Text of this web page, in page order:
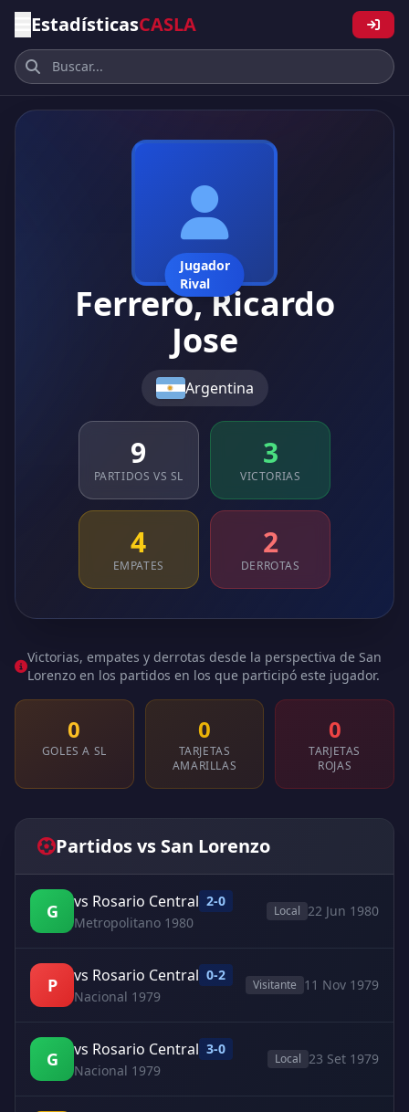
EstadísticasCASLA
Jugador
Rival
Ferrero, Ricardo
Jose
Argentina
9
PARTIDOS VS SL
3
VICTORIAS
4
EMPATES
2
DERROTAS
Victorias, empates y derrotas desde la perspectiva de San
Lorenzo en los partidos en los que participó este jugador.
0
GOLES A SL
0
TARJETAS
AMARILLAS
0
TARJETAS
ROJAS
Partidos vs San Lorenzo
G vs Rosario Central 2-0
Metropolitano 1980
Local 22 Jun 1980
P vs Rosario Central 0-2
Nacional 1979
Visitante 11 Nov 1979
G vs Rosario Central 3-0
Nacional 1979
Local 23 Set 1979